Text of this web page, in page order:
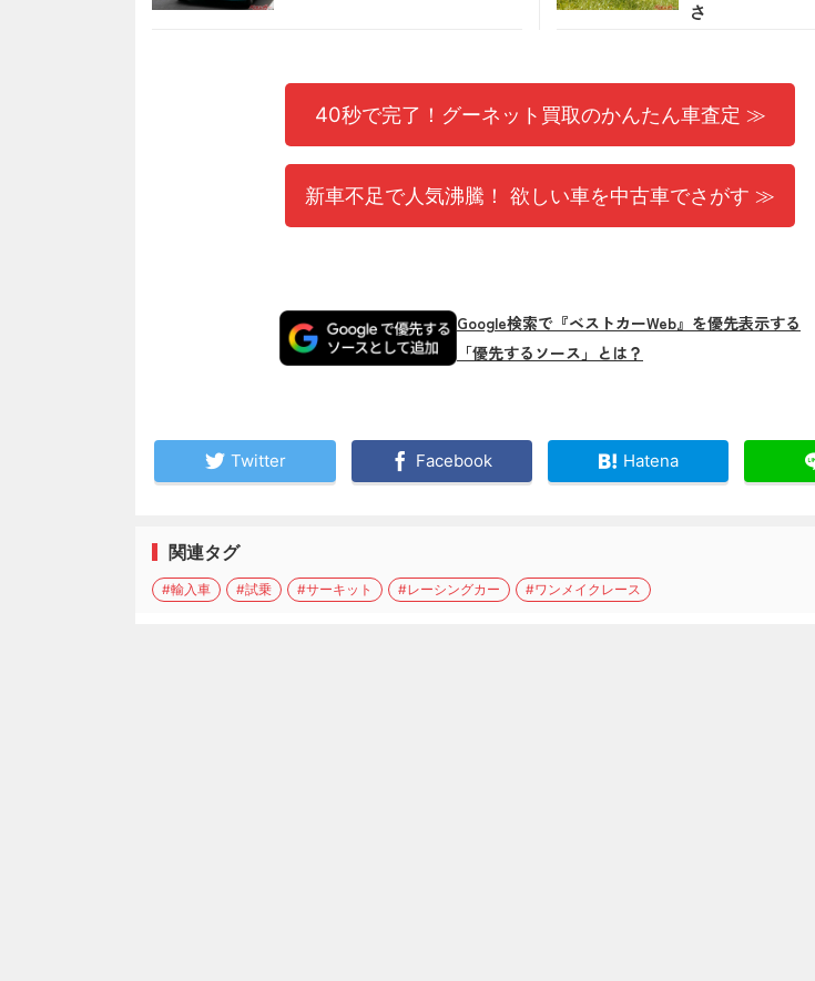
さ
40秒で完了！グーネット買取のかんたん車査定 ≫
新車不足で人気沸騰！ 欲しい車を中古車でさがす ≫
Google検索で『ベストカーWeb』を優先表示する
「優先するソース」とは？
Twitter Facebook Hatena
関連タグ
#輸入車 #試乗 #サーキット #レーシングカー #ワンメイクレース